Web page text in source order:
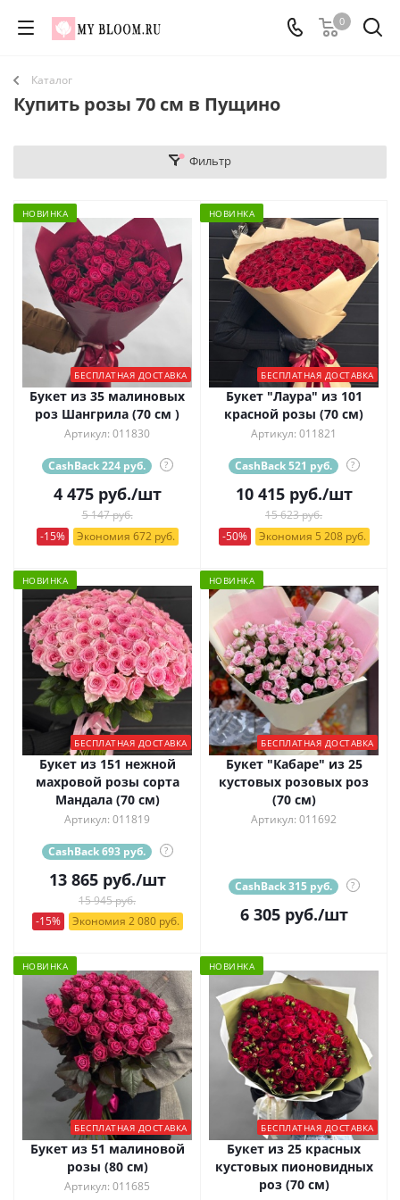
0
Каталог
Купить розы 70 см в Пущино
Фильтр
НОВИНКА
БЕСПЛАТНАЯ ДОСТАВКА
Букет из 35 малиновых
роз Шангрила (70 см )
Артикул: 011830
CashBack 224 руб. ?
4 475руб./шт
5 147 руб.
-15%
Экономия 672 руб.
НОВИНКА
БЕСПЛАТНАЯ ДОСТАВКА
Букет "Лаура" из 101
красной розы (70 см)
Артикул: 011821
CashBack 521 руб. ?
10 415руб./шт
15 623 руб.
-50%
Экономия 5 208 руб.
НОВИНКА
БЕСПЛАТНАЯ ДОСТАВКА
Букет из 151 нежной
махровой розы сорта
Мандала (70 см)
Артикул: 011819
CashBack 693 руб. ?
13 865руб./шт
15 945 руб.
-15%
Экономия 2 080 руб.
НОВИНКА
БЕСПЛАТНАЯ ДОСТАВКА
Букет "Кабаре" из 25
кустовых розовых роз
(70 см)
Артикул: 011692
CashBack 315 руб. ?
6 305руб./шт
НОВИНКА
БЕСПЛАТНАЯ ДОСТАВКА
Букет из 51 малиновой
розы (80 см)
Артикул: 011685
НОВИНКА
БЕСПЛАТНАЯ ДОСТАВКА
Букет из 25 красных
кустовых пионовидных
роз (70 см)